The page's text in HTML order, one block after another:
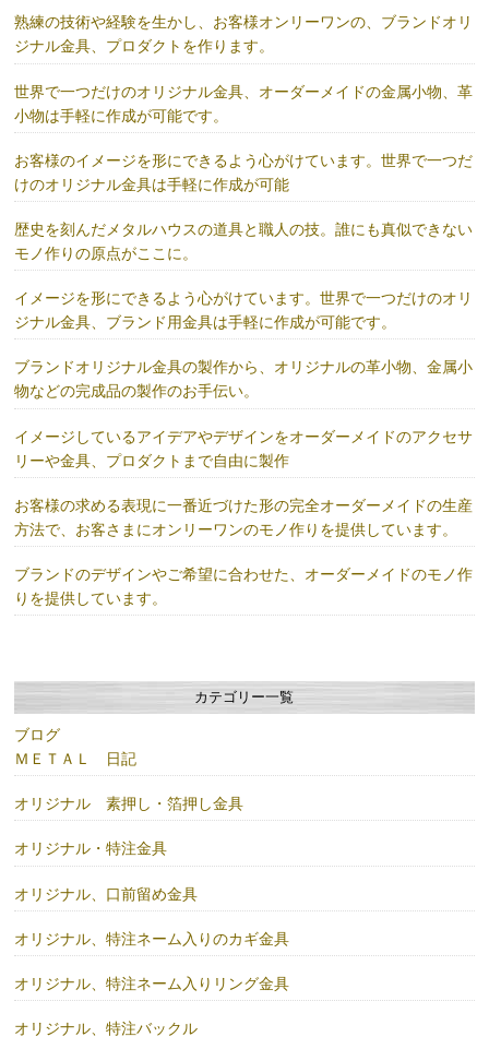
熟練の技術や経験を生かし、お客様オンリーワンの、ブランドオリ
ジナル金具、プロダクトを作ります。
世界で一つだけのオリジナル金具、オーダーメイドの金属小物、革
小物は手軽に作成が可能です。
お客様のイメージを形にできるよう心がけています。世界で一つだ
けのオリジナル金具は手軽に作成が可能
歴史を刻んだメタルハウスの道具と職人の技。誰にも真似できない
モノ作りの原点がここに。
イメージを形にできるよう心がけています。世界で一つだけのオリ
ジナル金具、ブランド用金具は手軽に作成が可能です。
ブランドオリジナル金具の製作から、オリジナルの革小物、金属小
物などの完成品の製作のお手伝い。
イメージしているアイデアやデザインをオーダーメイドのアクセサ
リーや金具、プロダクトまで自由に製作
お客様の求める表現に一番近づけた形の完全オーダーメイドの生産
方法で、お客さまにオンリーワンのモノ作りを提供しています。
ブランドのデザインやご希望に合わせた、オーダーメイドのモノ作
りを提供しています。
カテゴリー一覧
ブログ
ＭＥＴＡＬ 日記
オリジナル 素押し・箔押し金具
オリジナル・特注金具
オリジナル、口前留め金具
オリジナル、特注ネーム入りのカギ金具
オリジナル、特注ネーム入りリング金具
オリジナル、特注バックル